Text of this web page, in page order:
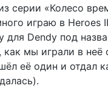
серии «Колесо
играю в Heroes
Dendy под
как мы играли в неё
её один и отдал